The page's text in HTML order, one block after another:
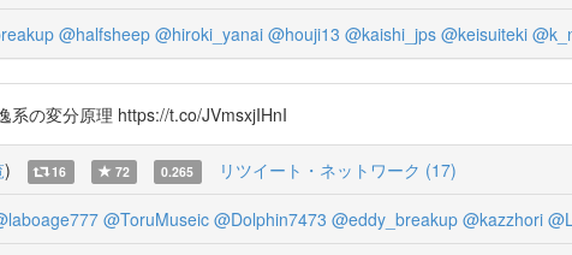
@halfsheep @hiroki_yanai @houji13 @kaishi_jps @keisuiteki
系の変分原理 https://t.co/JVmsxjIHnI
) 16 72 0.265 リツイート・ネットワーク (17)
@ToruMuseic @Dolphin7473 @eddy_breakup @kazzhori